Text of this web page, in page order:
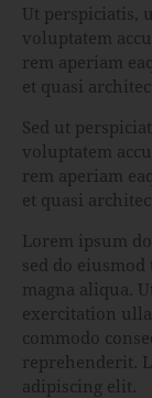
Ut perspiciatis,
voluptatem
rem aperiam
et quasi
Sed ut
voluptatem
rem aperiam
et quasi
Lorem ipsum
sed do
magna aliqua.
exercitation
commodo
reprehenderit.
adipiscing elit.